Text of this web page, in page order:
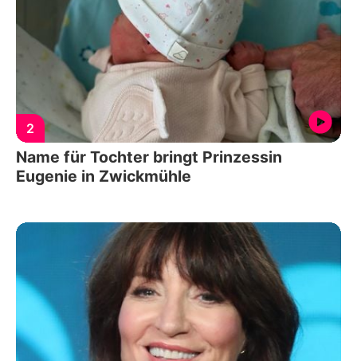
2
Name für Tochter bringt Prinzessin
Eugenie in Zwickmühle